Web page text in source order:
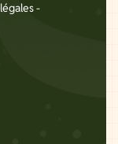
-